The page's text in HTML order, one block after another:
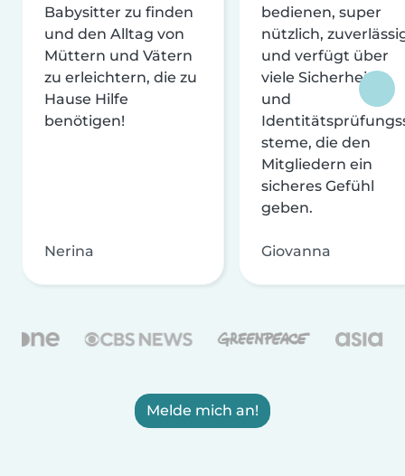
Babysitter zu finden
und den Alltag von
Müttern und Vätern
zu erleichtern, die zu
Hause Hilfe
benötigen!
Nerina
bedienen, super
nützlich,
und verfügt über
viele Sicherheits-
und
steme, die den
Mitgliedern ein
sicheres Gefühl
geben.
Giovanna
Melde mich an!